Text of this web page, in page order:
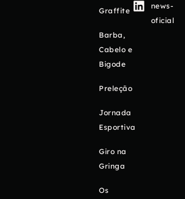
Graffite
Barba,
Cabelo e
Bigode
Preleção
Jornada
Esportiva
Giro na
Gringa
Os
news-
oficial